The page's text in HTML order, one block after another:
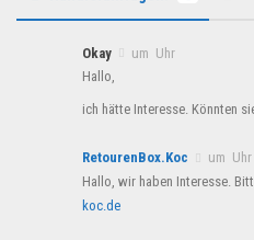
Okay
um Uhr
Hallo,
ich hätte Interesse. Könnten
RetourenBox.Koc
um Uhr
Hallo, wir haben Interesse.
koc.de